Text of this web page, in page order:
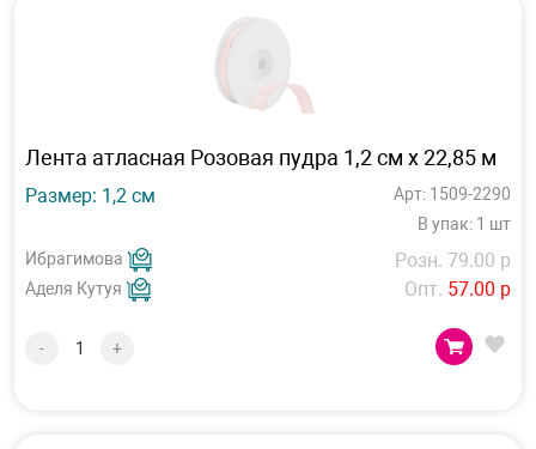
Лента атласная Розовая пудра 1,2 см х 22,85 м
Размер: 1,2 см
Арт: 1509-2290
В упак: 1 шт
Ибрагимова
Аделя Кутуя
Розн. 79.00 р
Опт. 57.00 р
- +